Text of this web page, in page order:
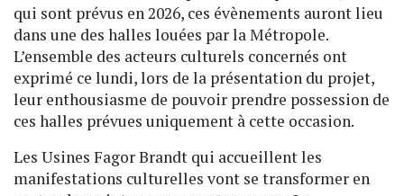
qui sont prévus en 2026, ces évènements auront lieu
dans une des halles louées par la Métropole.
L’ensemble des acteurs culturels concernés ont
exprimé ce lundi, lors de la présentation du projet,
leur enthousiasme de pouvoir prendre possession de
ces halles prévues uniquement à cette occasion.
Les Usines Fagor Brandt qui accueillent les
manifestations culturelles vont se transformer en